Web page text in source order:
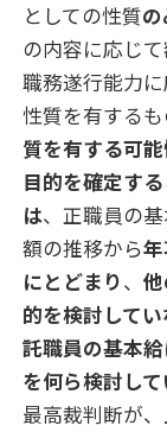
としての性質
の内容に応じ
職務遂行能力
性質を有する
質を有する可
目的を確定す
は、正職員の
額の推移から
にとどまり、
的を検討して
託職員の基本
を何ら検討し
最高裁判断が